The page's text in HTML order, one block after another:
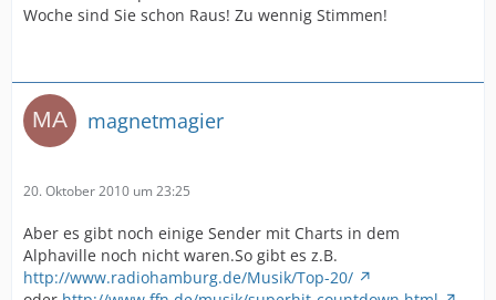
Woche sind Sie schon Raus! Zu wennig Stimmen!
magnetmagier
20. Oktober 2010 um 23:25
Aber es gibt noch einige Sender mit Charts in dem
Alphaville noch nicht waren.So gibt es z.B.
http://www.radiohamburg.de/Musik/Top-20/